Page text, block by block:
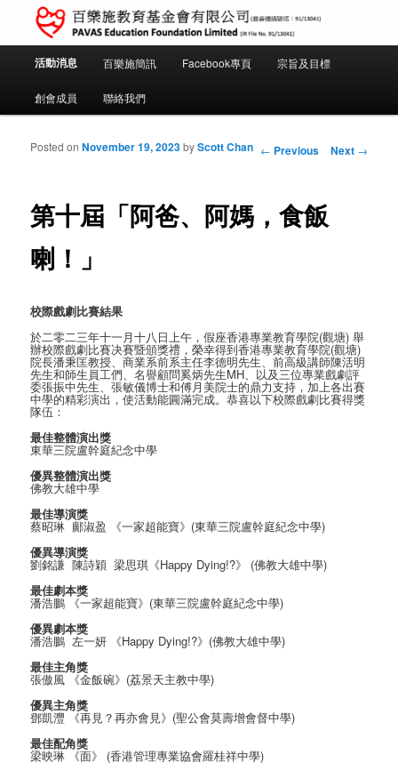
百樂施教育基金會
PAVAS Education Foundation Limited (IR File No. 91/13041)
Main menu
Skip to primary content
Skip to secondary content
活動消息 百樂施簡訊 Facebook專頁 宗旨及目標
創會成員 聯絡我們
Post navigation
← Previous Next →
第十屆「阿爸、阿媽，食飯
喇！」
Posted onNovember 19, 2023byScott Chan
校際戲劇比賽結果
於二零二三年十一月十八日上午，假座香港專業教育學院(觀塘) 舉
辦校際戲劇比賽决賽暨頒獎禮，榮幸得到香港專業教育學院(觀塘)
院長潘秉匡教授、商業系前系主任李德明先生、前高級講師陳活明
先生和師生員工們、名譽顧問奚炳先生MH、以及三位專業戲劇評
委張振中先生、張敏儀博士和傅月美院士的鼎力支持，加上各出賽
中學的精彩演出，使活動能圓滿完成。恭喜以下校際戲劇比賽得獎
隊伍：
最佳整體演出獎
東華三院盧幹庭紀念中學
優異整體演出獎
佛教大雄中學
最佳導演獎
蔡昭琳 鄺淑盈 《一家超能寶》(東華三院盧幹庭紀念中學)
優異導演獎
劉銘謙 陳詩穎 梁思琪《Happy Dying!?》 (佛教大雄中學)
最佳劇本獎
潘浩鵬 《一家超能寶》(東華三院盧幹庭紀念中學)
優異劇本獎
潘浩鵬 左一妍 《Happy Dying!?》(佛教大雄中學)
最佳主角獎
張傲風 《金飯碗》(荔景天主教中學)
優異主角獎
鄧凱灃 《再見？再亦會見》(聖公會莫壽增會督中學)
最佳配角獎
梁映琳 《面》 (香港管理專業協會羅桂祥中學)